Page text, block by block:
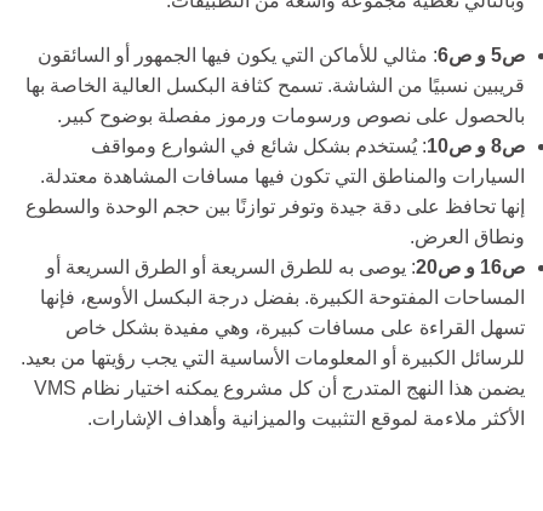
ص5 و ص6
: مثالي للأماكن التي يكون فيها الجمهور أو السائقون
قريبين نسبيًا من الشاشة. تسمح كثافة البكسل العالية الخاصة بها
بالحصول على نصوص ورسومات ورموز مفصلة بوضوح كبير.
ص8 و ص10
: يُستخدم بشكل شائع في الشوارع ومواقف
السيارات والمناطق التي تكون فيها مسافات المشاهدة معتدلة.
إنها تحافظ على دقة جيدة وتوفر توازنًا بين حجم الوحدة والسطوع
ونطاق العرض.
ص16 و ص20
: يوصى به للطرق السريعة أو الطرق السريعة أو
المساحات المفتوحة الكبيرة. بفضل درجة البكسل الأوسع، فإنها
تسهل القراءة على مسافات كبيرة، وهي مفيدة بشكل خاص
للرسائل الكبيرة أو المعلومات الأساسية التي يجب رؤيتها من بعيد.
يضمن هذا النهج المتدرج أن كل مشروع يمكنه اختيار نظام VMS
الأكثر ملاءمة لموقع التثبيت والميزانية وأهداف الإشارات.